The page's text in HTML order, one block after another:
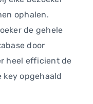
ophalen.
de gehele
door
heel efficient de
key opgehaald